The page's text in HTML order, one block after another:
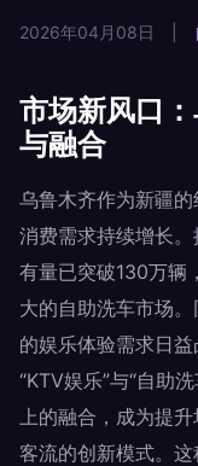
2026年04月08日
市场新风口
与融合
乌鲁木齐作为新疆
消费需求持续增长
有量已突破130万辆
大的自助洗车市场
的娱乐体验需求日
“KTV娱乐”与“自助
上的融合，成为提
客流的创新模式。